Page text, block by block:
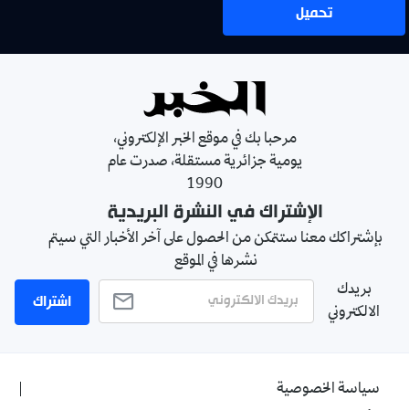
تحميل
مرحبا بك في موقع الخبر الإلكتروني،
يومية جزائرية مستقلة، صدرت عام
1990
الإشتراك في النشرة البريدية
بإشتراكك معنا ستتمكن من الحصول على آخر الأخبار التي سيتم
نشرها في الموقع
بريدك
الالكتروني
اشتراك
سياسة الخصوصية